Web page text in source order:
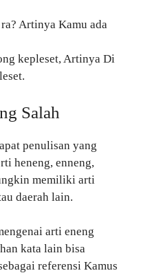
Artinya Kamu ada
kepleset, Artinya Di
Salah
penulisan yang
heneng, enneng,
memiliki arti
daerah lain.
arti eneng
kata lain bisa
referensi Kamus